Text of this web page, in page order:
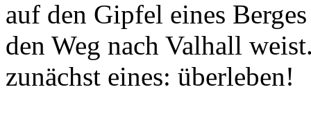
auf den Gipfel eines
den Weg nach Valhall
zunächst eines: überleben!